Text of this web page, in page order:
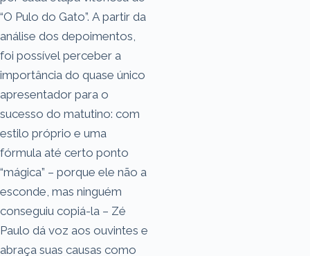
“O Pulo do Gato”. A partir da
análise dos depoimentos,
foi possível perceber a
importância do quase único
apresentador para o
sucesso do matutino: com
estilo próprio e uma
fórmula até certo ponto
“mágica” – porque ele não a
esconde, mas ninguém
conseguiu copiá-la – Zé
Paulo dá voz aos ouvintes e
abraça suas causas como